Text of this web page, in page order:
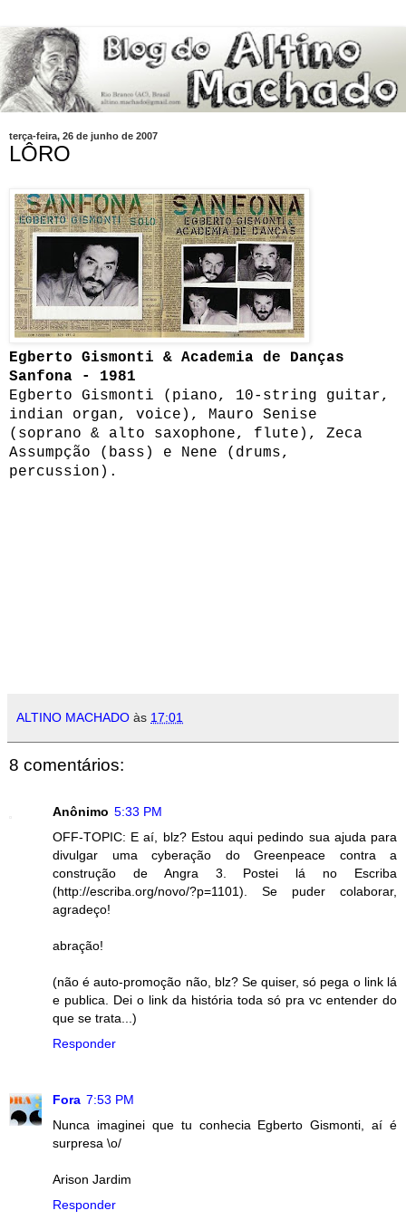
terça-feira, 26 de junho de 2007
LÔRO
Egberto Gismonti & Academia de Danças
Sanfona - 1981
Egberto Gismonti (piano, 10-string guitar,
indian organ, voice), Mauro Senise
(soprano & alto saxophone, flute), Zeca
Assumpção (bass) e Nene (drums,
percussion).
ALTINO MACHADO às 17:01
8 comentários:
Anônimo 5:33 PM
OFF-TOPIC: E aí, blz? Estou aqui pedindo sua ajuda para
divulgar uma cyberação do Greenpeace contra a
construção de Angra 3. Postei lá no Escriba
(http://escriba.org/novo/?p=1101). Se puder colaborar,
agradeço!
abração!
(não é auto-promoção não, blz? Se quiser, só pega o link lá
e publica. Dei o link da história toda só pra vc entender do
que se trata...)
Responder
Fora 7:53 PM
Nunca imaginei que tu conhecia Egberto Gismonti, aí é
surpresa \o/
Arison Jardim
Responder